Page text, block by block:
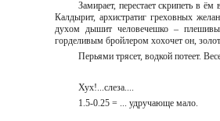
Замирает, перестает скрипеть в
Калдырит, архистратиг греховных
духом дышит человечешко –
горделивым бройлером хохочет он,
Перьями трясет, водкой потеет.
Хух!...слеза....
1.5-0.25 = ... удручающе мало.